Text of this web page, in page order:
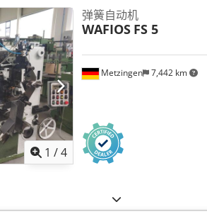
1 /4
Metzingen 7,442 km
弹簧自动机
WAFIOS FS 5